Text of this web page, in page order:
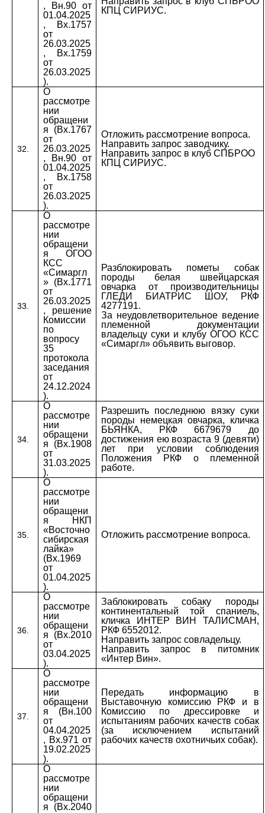
, Вн.90 от
01.04.2025
, Вх.1757
от
26.03.2025
, Вх.1759
от
26.03.2025
).
КПЦ СИРИУС.
32.
О
рассмотре
нии
обращени
я (Вх.1767
от
26.03.2025
, Вн.90 от
01.04.2025
, Вх.1758
от
26.03.2025
).
Отложить рассмотрение вопроса.
Направить запрос заводчику.
Направить запрос в клуб СПБРОО
КПЦ СИРИУС.
33.
О
рассмотре
нии
обращени
я ОГОО
КСС
«Симаргл
» (Вх.1771
от
26.03.2025
, решение
Комиссии
по
вопросу
35
протокола
заседания
от
24.12.2024
).
Разблокировать пометы собак
породы белая швейцарская
овчарка от производительницы
ГЛЕДИ БИАТРИС ШОУ, РКФ
4277191.
За неудовлетворительное ведение
племенной документации
владельцу суки и клубу ОГОО КСС
«Симаргл» объявить выговор.
34.
О
рассмотре
нии
обращени
я (Вх.1908
от
31.03.2025
).
Разрешить последнюю вязку суки
породы немецкая овчарка, кличка
БЬЯНКА, РКФ 6679679 до
достижения ею возраста 9 (девяти)
лет при условии соблюдения
Положения РКФ о племенной
работе.
35.
О
рассмотре
нии
обращени
я НКП
«Восточно
сибирская
лайка»
(Вх.1969
от
01.04.2025
).
Отложить рассмотрение вопроса.
36.
О
рассмотре
нии
обращени
я (Вх.2010
от
03.04.2025
).
Заблокировать собаку породы
континентальный той спаниель,
кличка ИНТЕР ВИН ТАЛИСМАН,
РКФ 6552012.
Направить запрос совладельцу.
Направить запрос в питомник
«Интер Вин».
37.
О
рассмотре
нии
обращени
я (Вн.100
от
04.04.2025
, Вх.971 от
19.02.2025
).
Передать информацию в
Выставочную комиссию РКФ и в
Комиссию по дрессировке и
испытаниям рабочих качеств собак
(за исключением испытаний
рабочих качеств охотничьих собак).
О
рассмотре
нии
обращени
я (Вх.2040